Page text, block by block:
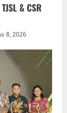
& CSR
8, 2026